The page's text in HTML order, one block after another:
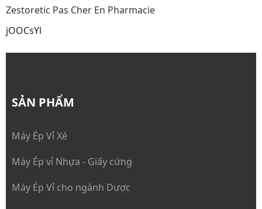
Zestoretic Pas Cher En Pharmacie
jOOCsYl
SẢN PHẨM
Máy Ép Vỉ Xé
Máy Ép vỉ Nhựa - Giấy cứng
Máy Ép Vỉ cho ngành Dược